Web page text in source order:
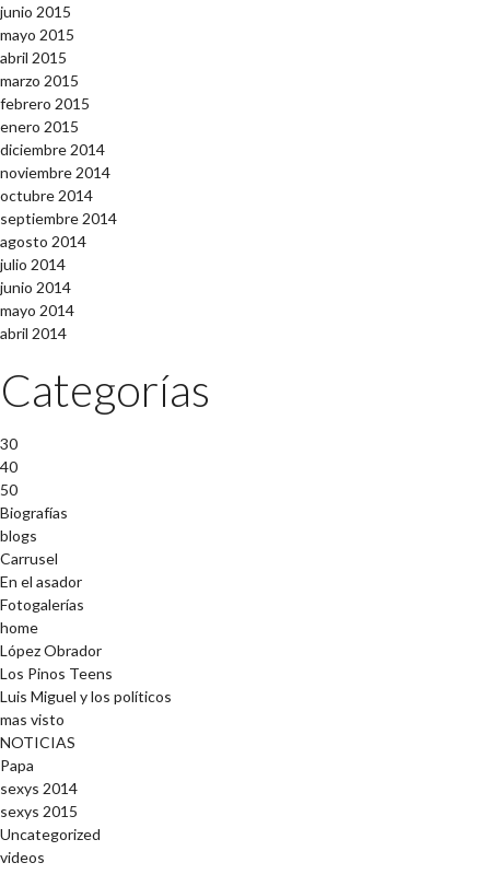
junio 2015
mayo 2015
abril 2015
marzo 2015
febrero 2015
enero 2015
diciembre 2014
noviembre 2014
octubre 2014
septiembre 2014
agosto 2014
julio 2014
junio 2014
mayo 2014
abril 2014
Categorías
30
40
50
Biografías
blogs
Carrusel
En el asador
Fotogalerías
home
López Obrador
Los Pinos Teens
Luis Miguel y los políticos
mas visto
NOTICIAS
Papa
sexys 2014
sexys 2015
Uncategorized
videos